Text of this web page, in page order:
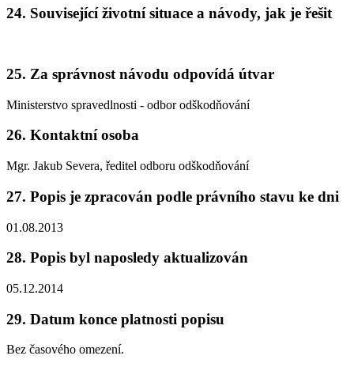
24. Související životní situace a návody, jak je řešit
25. Za správnost návodu odpovídá útvar
Ministerstvo spravedlnosti - odbor odškodňování
26. Kontaktní osoba
Mgr. Jakub Severa, ředitel odboru odškodňování
27. Popis je zpracován podle právního stavu ke dni
01.08.2013
28. Popis byl naposledy aktualizován
05.12.2014
29. Datum konce platnosti popisu
Bez časového omezení.